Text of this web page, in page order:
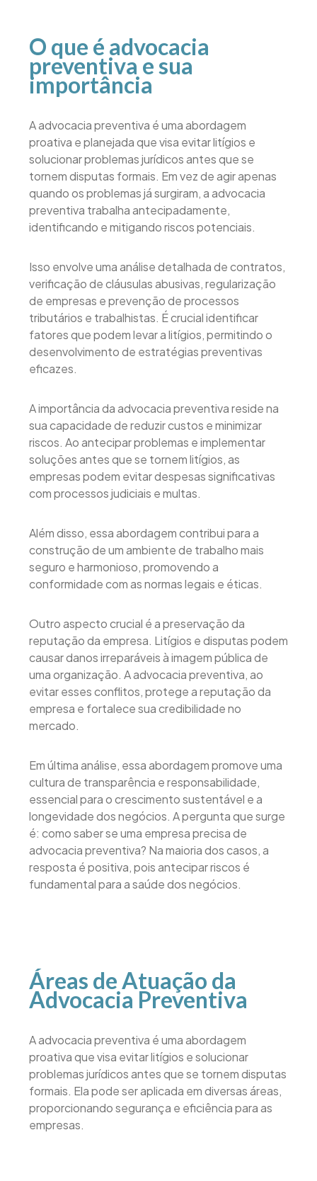
O que é advocacia
preventiva e sua
importância
A advocacia preventiva é uma abordagem
proativa e planejada que visa evitar litígios e
solucionar problemas jurídicos antes que se
tornem disputas formais. Em vez de agir apenas
quando os problemas já surgiram, a advocacia
preventiva trabalha antecipadamente,
identificando e mitigando riscos potenciais.
Isso envolve uma análise detalhada de contratos,
verificação de cláusulas abusivas, regularização
de empresas e prevenção de processos
tributários e trabalhistas. É crucial identificar
fatores que podem levar a litígios, permitindo o
desenvolvimento de estratégias preventivas
eficazes.
A importância da advocacia preventiva reside na
sua capacidade de reduzir custos e minimizar
riscos. Ao antecipar problemas e implementar
soluções antes que se tornem litígios, as
empresas podem evitar despesas significativas
com processos judiciais e multas.
Além disso, essa abordagem contribui para a
construção de um ambiente de trabalho mais
seguro e harmonioso, promovendo a
conformidade com as normas legais e éticas.
Outro aspecto crucial é a preservação da
reputação da empresa. Litígios e disputas podem
causar danos irreparáveis à imagem pública de
uma organização. A advocacia preventiva, ao
evitar esses conflitos, protege a reputação da
empresa e fortalece sua credibilidade no
mercado.
Em última análise, essa abordagem promove uma
cultura de transparência e responsabilidade,
essencial para o crescimento sustentável e a
longevidade dos negócios. A pergunta que surge
é: como saber se uma empresa precisa de
advocacia preventiva? Na maioria dos casos, a
resposta é positiva, pois antecipar riscos é
fundamental para a saúde dos negócios.
Áreas de Atuação da
Advocacia Preventiva
A advocacia preventiva é uma abordagem
proativa que visa evitar litígios e solucionar
problemas jurídicos antes que se tornem disputas
formais. Ela pode ser aplicada em diversas áreas,
proporcionando segurança e eficiência para as
empresas.